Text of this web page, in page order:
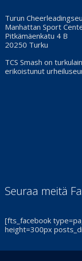
Turun
Manhattan Sport
Pitkämäenkatu 4 B
20250 Turku
TCS Smash on
erikoistunut
Seuraa meitä
[fts_facebook
height=300px